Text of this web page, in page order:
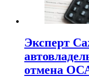
Эксперт
отмена